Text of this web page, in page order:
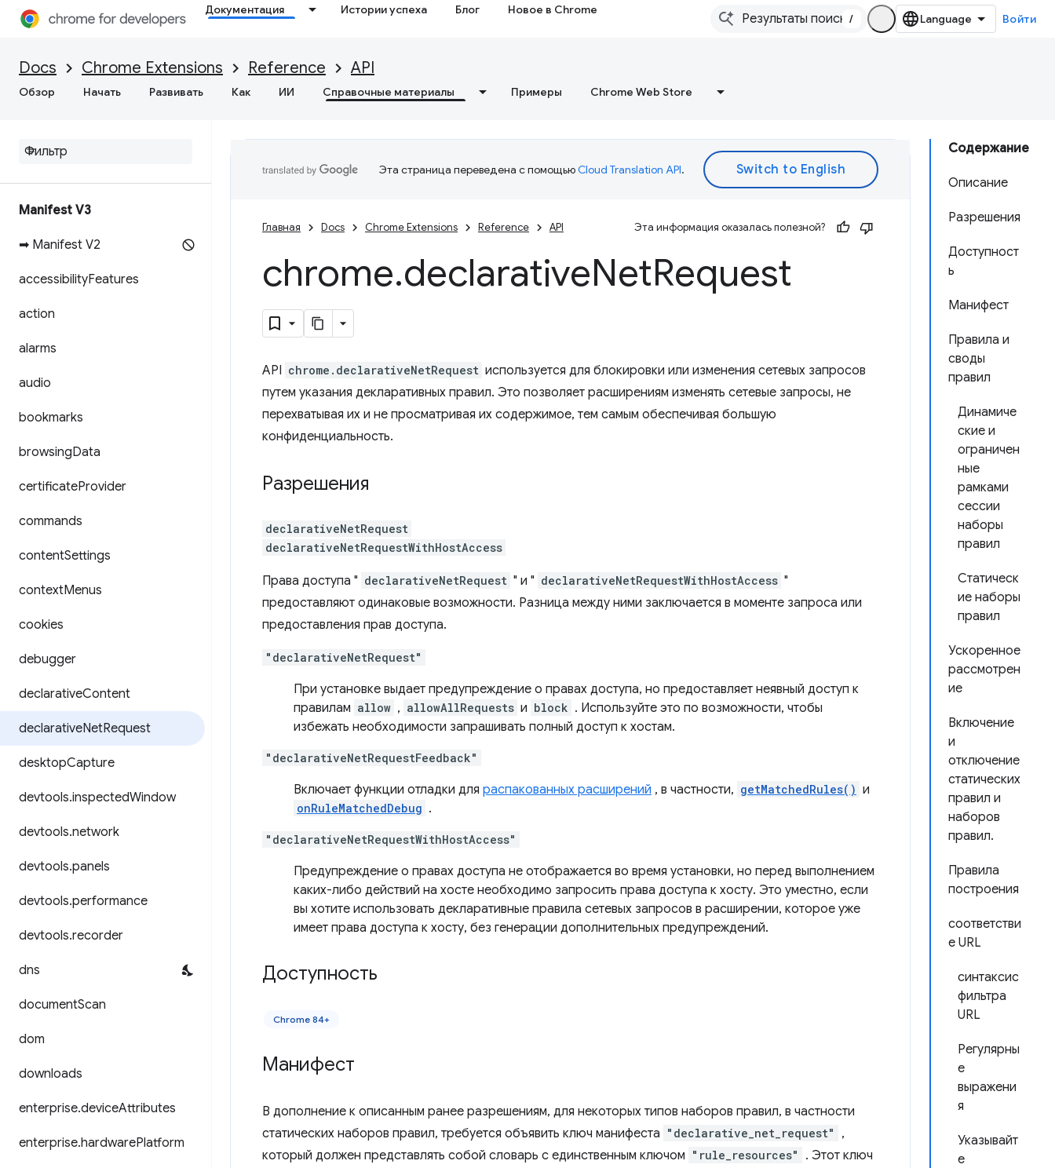
Документация Истории успеха Блог Новое в Chrome
/ Войти
Docs Chrome Extensions Reference API
Обзор Начать Развивать Как ИИ Справочные материалы Примеры Chrome Web Store
Manifest V3
➡ Manifest V2
accessibilityFeatures
action
alarms
audio
bookmarks
browsingData
certificateProvider
commands
contentSettings
contextMenus
cookies
debugger
declarativeContent
declarativeNetRequest
desktopCapture
devtools.inspectedWindow
devtools.network
devtools.panels
devtools.performance
devtools.recorder
dns
documentScan
dom
downloads
enterprise.deviceAttributes
enterprise.hardwarePlatform
Содержание
Описание
Разрешения
Доступност
ь
Манифест
Правила и
своды
правил
Динамиче
ские и
ограничен
ные
рамками
сессии
наборы
правил
Статическ
ие наборы
правил
Ускоренное
рассмотрен
ие
Включение
и
отключение
статических
правил и
наборов
правил.
Правила
построения
соответстви
е URL
синтаксис
фильтра
URL
Регулярны
е
выражени
я
Указывайт
е
Эта страница переведена с помощьюCloud Translation API.
Главная Docs Chrome Extensions Reference API Эта информация оказалась полезной?
chrome.declarativeNetRequest
API chrome.declarativeNetRequest используется для блокировки или изменения сетевых запросов
путем указания декларативных правил. Это позволяет расширениям изменять сетевые запросы, не
перехватывая их и не просматривая их содержимое, тем самым обеспечивая большую
конфиденциальность.
Разрешения
declarativeNetRequest
declarativeNetRequestWithHostAccess
Права доступа " declarativeNetRequest " и " declarativeNetRequestWithHostAccess "
предоставляют одинаковые возможности. Разница между ними заключается в моменте запроса или
предоставления прав доступа.
"declarativeNetRequest"
При установке выдает предупреждение о правах доступа, но предоставляет неявный доступ к
правилам allow , allowAllRequests и block . Используйте это по возможности, чтобы
избежать необходимости запрашивать полный доступ к хостам.
"declarativeNetRequestFeedback"
Включает функции отладки для распакованных расширений , в частности, getMatchedRules() и
onRuleMatchedDebug .
"declarativeNetRequestWithHostAccess"
Предупреждение о правах доступа не отображается во время установки, но перед выполнением
каких-либо действий на хосте необходимо запросить права доступа к хосту. Это уместно, если
вы хотите использовать декларативные правила сетевых запросов в расширении, которое уже
имеет права доступа к хосту, без генерации дополнительных предупреждений.
Доступность
Chrome 84+
Манифест
В дополнение к описанным ранее разрешениям, для некоторых типов наборов правил, в частности
статических наборов правил, требуется объявить ключ манифеста "declarative_net_request"
,
который должен представлять собой словарь с единственным ключом "rule_resources"
. Этот ключ